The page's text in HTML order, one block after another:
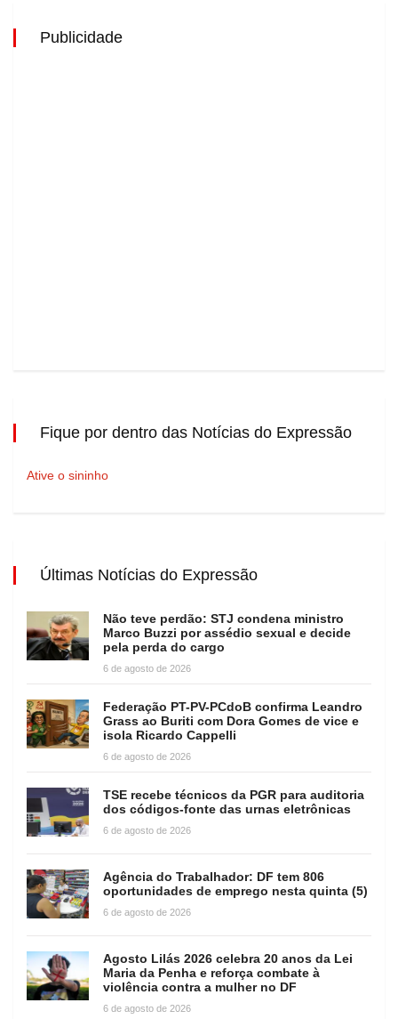
Publicidade
Fique por dentro das Notícias do Expressão
Ative o sininho
Últimas Notícias do Expressão
Não teve perdão: STJ condena ministro
Marco Buzzi por assédio sexual e decide
pela perda do cargo
6 de agosto de 2026
Federação PT-PV-PCdoB confirma Leandro
Grass ao Buriti com Dora Gomes de vice e
isola Ricardo Cappelli
6 de agosto de 2026
TSE recebe técnicos da PGR para auditoria
dos códigos-fonte das urnas eletrônicas
6 de agosto de 2026
Agência do Trabalhador: DF tem 806
oportunidades de emprego nesta quinta (5)
6 de agosto de 2026
Agosto Lilás 2026 celebra 20 anos da Lei
Maria da Penha e reforça combate à
violência contra a mulher no DF
6 de agosto de 2026